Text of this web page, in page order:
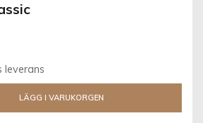
leverans
LÄGG I VARUKORGEN